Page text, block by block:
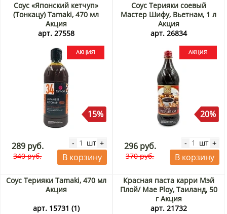
Соус «Японский кетчуп»
(Тонкацу) Tamaki, 470 мл
Акция
арт. 27558
15%
289 руб.
340 руб.
- шт +
В корзину
Соус Терияки соевый
Мастер Шифу, Вьетнам, 1 л
Акция
арт. 26834
20%
296 руб.
370 руб.
- шт +
В корзину
Соус Терияки Tamaki, 470 мл
Акция
арт. 15731 (1)
Красная паста карри Мэй
Плой/ Mae Ploy, Таиланд, 50
г Акция
арт. 21732